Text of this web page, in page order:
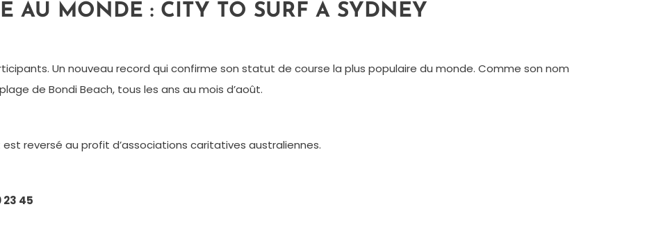
AU MONDE : CITY TO SURF À SYDNEY
Un nouveau record qui confirme son statut de course la plus populaire du monde. Comme son nom
de Bondi Beach, tous les ans au mois d’août.
reversé au profit d’associations caritatives australiennes.
45